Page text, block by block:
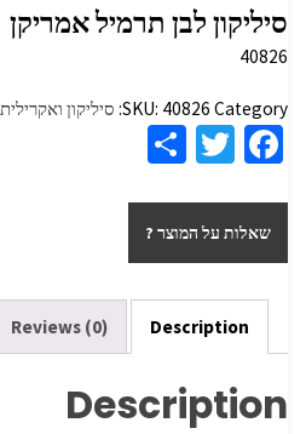
סיליקון לבן תרמיל אמריקן
40826
SKU: 40826 Category: סיליקון ואקרילית
Fa
b
o
o
k
T
tt
er
ar
e
שאלות על המוצר ?
Description
Reviews (0)
Description